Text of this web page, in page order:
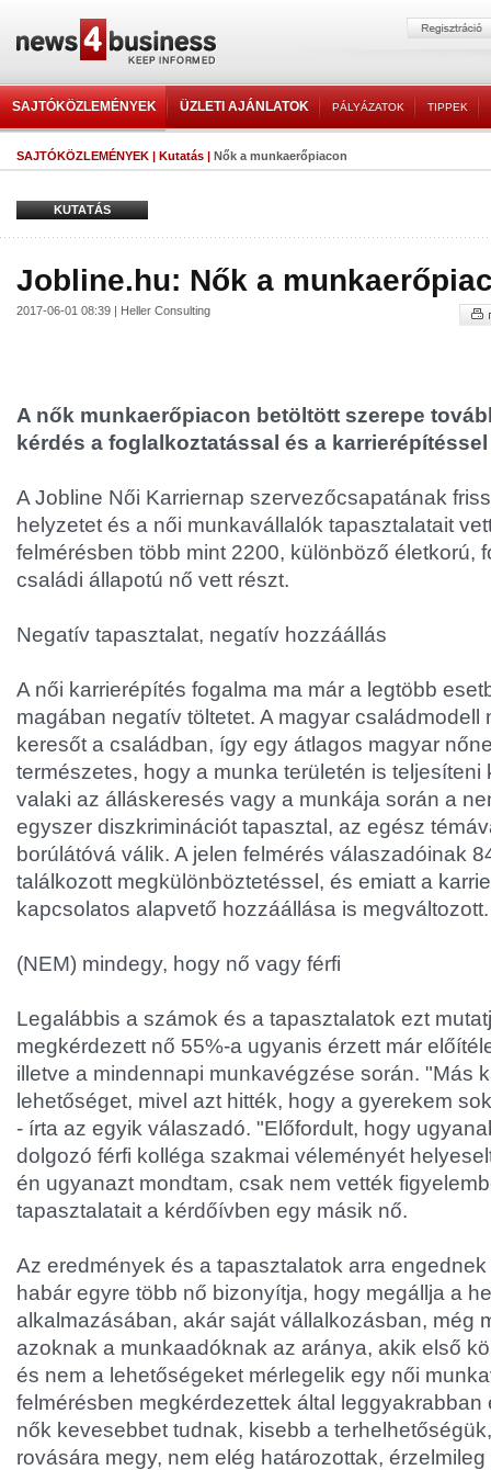
SAJTÓKÖZLEMÉNYEK ÜZLETI AJÁNLATOK PÁLYÁZATOK TIPPEK
SAJTÓKÖZLEMÉNYEK | Kutatás | Nők a munkaerőpiacon
KUTATÁS
Jobline.hu: Nők a
2017-06-01 08:39 | Heller Consulting
A nők munkaerőpiacon betöltött szerepe
kérdés a foglalkoztatással és a
A Jobline Női Karriernap szervezőcsapatának
helyzetet és a női munkavállalók tapasztalatait
felmérésben több mint 2200, különböző életkorú,
családi állapotú nő vett részt.
Negatív tapasztalat, negatív hozzáállás
A női karrierépítés fogalma ma már a legtöbb
magában negatív töltetet. A magyar családmodell
keresőt a családban, így egy átlagos magyar
természetes, hogy a munka területén is teljesíteni
valaki az álláskeresés vagy a munkája során a
egyszer diszkriminációt tapasztal, az egész
borúlátóvá válik. A jelen felmérés válaszadóinak
találkozott megkülönböztetéssel, és emiatt a
kapcsolatos alapvető hozzáállása is megváltozott.
(NEM) mindegy, hogy nő vagy férfi
Legalábbis a számok és a tapasztalatok ezt
megkérdezett nő 55%-a ugyanis érzett már
illetve a mindennapi munkavégzése során. "Más
lehetőséget, mivel azt hitték, hogy a gyerekem
- írta az egyik válaszadó. "Előfordult, hogy
dolgozó férfi kolléga szakmai véleményét
én ugyanazt mondtam, csak nem vették
tapasztalatait a kérdőívben egy másik nő.
Az eredmények és a tapasztalatok arra
habár egyre több nő bizonyítja, hogy megállja a
alkalmazásában, akár saját vállalkozásban, még
azoknak a munkaadóknak az aránya, akik első
és nem a lehetőségeket mérlegelik egy női
felmérésben megkérdezettek által leggyakrabban
nők kevesebbet tudnak, kisebb a
rovására megy, nem elég határozottak,